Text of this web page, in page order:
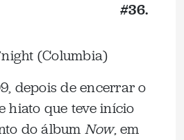
#36.
(Columbia)
depois de encerrar o
hiato que teve início
do álbum Now, em